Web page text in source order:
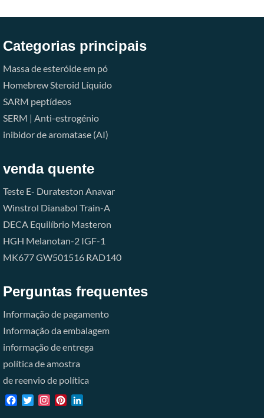
Categorias principais
Massa de esteróide em pó
Homebrew Steroid Líquido
SARM peptídeos
SERM | Anti-estrogénio
inibidor de aromatase (AI)
venda quente
Teste E- Durateston Anavar
Winstrol Dianabol Train-A
DECA Equilíbrio Masteron
HGH Melanotan-2 IGF-1
MK677GW501516 RAD140
Perguntas frequentes
Informação de pagamento
Informação da embalagem
informação de entrega
política de amostra
de reenvio de política
Facebook
TwitterInstagramPinterest